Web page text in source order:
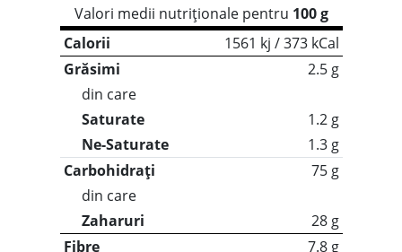
Valori medii nutriționale pentru 100 g
Calorii
1561 kj / 373 kCal
Grăsimi
2.5 g
din care
Saturate
1.2 g
Ne-Saturate
1.3 g
Carbohidrați
75 g
din care
Zaharuri
28 g
Fibre
7.8 g